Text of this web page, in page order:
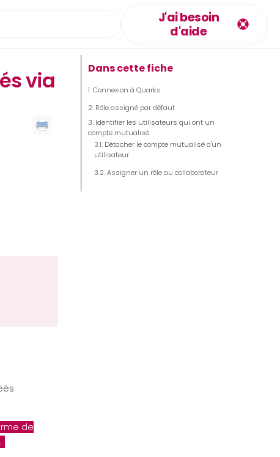
J'ai besoin
d'aide
via
de
Dans cette fiche
Connexion à Quarks
Rôle assigné par défaut
Identifier les utilisateurs qui ont un
compte mutualisé
Détacher le compte mutualisé d'un
utilisateur
Assigner un rôle au collaborateur